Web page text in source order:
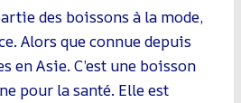
des boissons à la mode,
Alors que connue depuis
en Asie. C’est une boisson
pour la santé. Elle est